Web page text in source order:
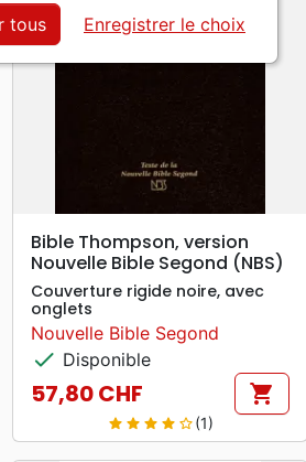
search APERÇU RAPIDE
Bible Thompson, version
Nouvelle Bible Segond (NBS)
Couverture rigide noire, avec
onglets
Nouvelle Bible Segond
check Disponible
Prix
57,80 CHF shopping_cart
star star star star star_border(1)
tous Enregistrer le choix